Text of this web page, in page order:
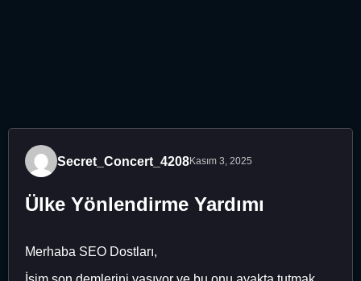
Secret_Concert_4208Kasım 3, 2025
Ülke Yönlendirme Yardımı
Merhaba SEO Dostları,